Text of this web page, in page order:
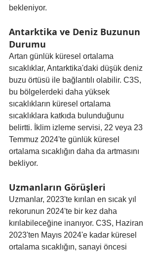
bekleniyor.
Antarktika ve Deniz Buzunun
Durumu
Artan günlük küresel ortalama
sıcaklıklar, Antarktika'daki düşük deniz
buzu örtüsü ile bağlantılı olabilir. C3S,
bu bölgelerdeki daha yüksek
sıcaklıkların küresel ortalama
sıcaklıklara katkıda bulunduğunu
belirtti. İklim izleme servisi, 22 veya 23
Temmuz 2024'te günlük küresel
ortalama sıcaklığın daha da artmasını
bekliyor.
Uzmanların Görüşleri
Uzmanlar, 2023'te kırılan en sıcak yıl
rekorunun 2024'te bir kez daha
kırılabileceğine inanıyor. C3S, Haziran
2023'ten Mayıs 2024'e kadar küresel
ortalama sıcaklığın, sanayi öncesi